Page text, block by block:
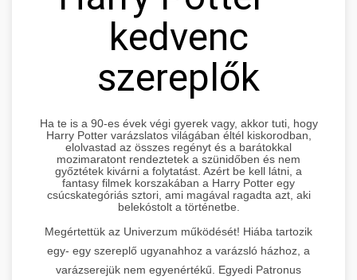
kedvenc
szereplők
Ha te is a 90-es évek végi gyerek vagy, akkor tuti, hogy
Harry Potter varázslatos világában éltél kiskorodban,
elolvastad az összes regényt és a barátokkal
mozimaratont rendeztetek a szünidőben és nem
győztétek kivárni a folytatást. Azért be kell látni, a
fantasy filmek korszakában a Harry Potter egy
csúcskategóriás sztori, ami magával ragadta azt, aki
belekóstolt a történetbe.
Megértettük az Univerzum működését! Hiába tartozik
egy- egy szereplő ugyanahhoz a varázsló házhoz, a
varázserejük nem egyenértékű. Egyedi Patronus